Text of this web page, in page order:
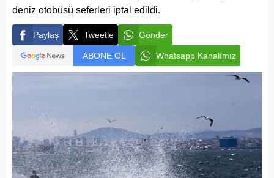
deniz otobüsü seferleri iptal edildi.
Paylaş Tweetle Gönder
ABONE OL Whatsapp Kanalımız